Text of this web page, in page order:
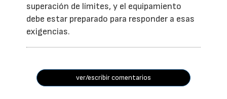
superación de límites, y el equipamiento
debe estar preparado para responder a esas
exigencias.
ver/escribir comentarios